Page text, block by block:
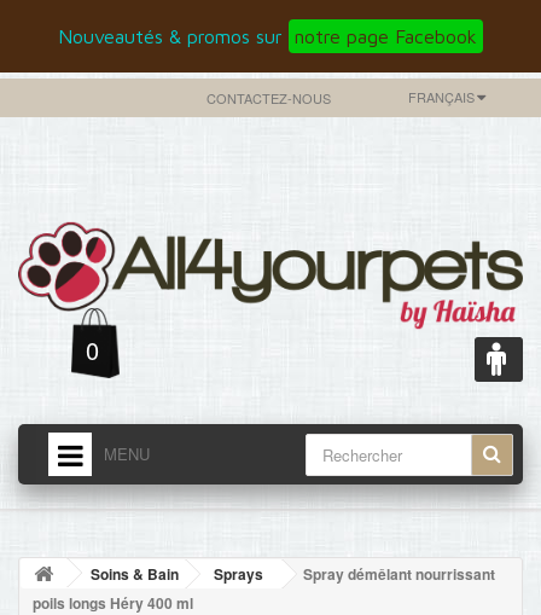
Nouveautés & promos sur notre page Facebook
FRANÇAIS
CONTACTEZ-NOUS
0
MENU
ACCUEIL
NOUVELLES
ACCUEIL
Soins & Bain Sprays
Spray démêlant nourrissant
poils longs Héry 400 ml